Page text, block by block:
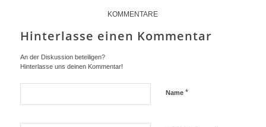
KOMMENTARE
Hinterlasse einen Kommentar
An der Diskussion beteiligen?
Hinterlasse uns deinen Kommentar!
Name *